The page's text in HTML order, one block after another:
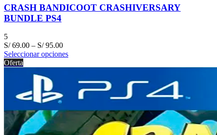
CRASH BANDICOOT CRASHIVERSARY
BUNDLE PS4
5
S/69.00 – S/95.00
Seleccionar opciones
Oferta